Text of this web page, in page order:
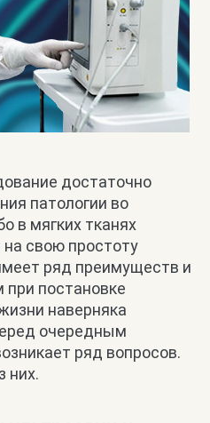
достаточно
патологии во
в мягких тканях
свою простоту
ряд преимуществ и
постановке
наверняка
очередным
ряд вопросов.
них.